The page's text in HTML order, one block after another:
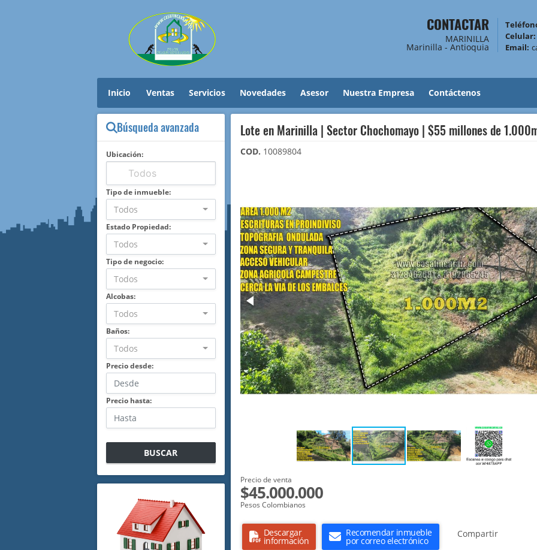
CONTACTAR
MARINILLA
Marinilla - Antioquia
Celular:
Email:
Inicio Ventas Servicios Novedades Asesor Nuestra Empresa Contáctenos
Búsqueda avanzada
Ubicación:
Tipo de inmueble:
Todos
Estado Propiedad:
Todos
Tipo de negocio:
Todos
Alcobas:
Todos
Baños:
Todos
Precio desde:
Precio hasta:
BUSCAR
Lote en Marinilla | Sector Chochomayo | $55 millones de
COD. 10089804
Precio de venta
$45.000.000
Pesos Colombianos
Descargar
información
Recomendar inmueble
por correo electrónico
Compartir